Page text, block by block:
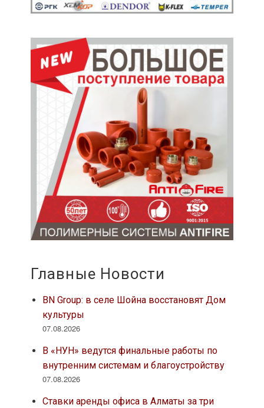
Главные Новости
BN Group: в селе Шойна восстановят Дом
культуры
07.08.2026
В «НУН» ведутся финальные работы по
внутренним системам и благоустройству
07.08.2026
Ставки аренды офиса в Алматы за три